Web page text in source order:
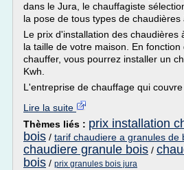
dans le Jura, le chauffagiste
la pose de tous types de chaudières
Le prix d'installation des chaudières
la taille de votre maison. En fonction
chauffer, vous pourrez installer un
Kwh.
L'entreprise de chauffage qui couvre
Lire la suite
Thèmes liés : prix installation
bois / tarif chaudiere a granules de
chaudiere granule bois /
bois / prix granules bois jura